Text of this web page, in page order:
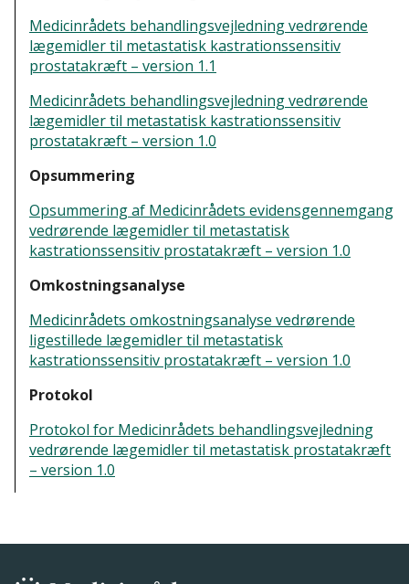
Invitation til indsendelse af litteratur til
Medicinrådets behandlingsvejledning
vedr. metastatisk prostatakræft
Skema til indsendelse af litteratur til
Medicinrådets behandlingsvejledning
vedr. metastatisk prostatakræft
Medicinrådet har godkendt en
protokol for behandlingsvejledningen
25. april 2023.
Protokol for Medicinrådets
behandlingsvejledning vedrørende
lægemidler til metastatisk prostatakræft
– version 1.1
Medicinrådet udarbejder en protokol
Medicinrådet har besluttet, at der
skal udarbejdes en
Medicinrådets behandlingsvejledning vedrørende
lægemidler til metastatisk kastrationssensitiv
prostatakræft – version 1.1
Medicinrådets behandlingsvejledning vedrørende
lægemidler til metastatisk kastrationssensitiv
prostatakræft – version 1.0
Opsummering
Opsummering af Medicinrådets evidensgennemgang
vedrørende lægemidler til metastatisk
kastrationssensitiv prostatakræft – version 1.0
Omkostningsanalyse
Medicinrådets omkostningsanalyse vedrørende
ligestillede lægemidler til metastatisk
kastrationssensitiv prostatakræft – version 1.0
Protokol
Protokol for Medicinrådets behandlingsvejledning
vedrørende lægemidler til metastatisk prostatakræft
– version 1.0